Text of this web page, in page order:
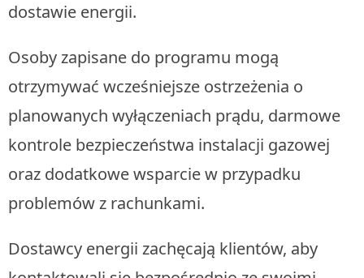
dostawie energii.
Osoby zapisane do programu mogą
otrzymywać wcześniejsze ostrzeżenia o
planowanych wyłączeniach prądu, darmowe
kontrole bezpieczeństwa instalacji gazowej
oraz dodatkowe wsparcie w przypadku
problemów z rachunkami.
Dostawcy energii zachęcają klientów, aby